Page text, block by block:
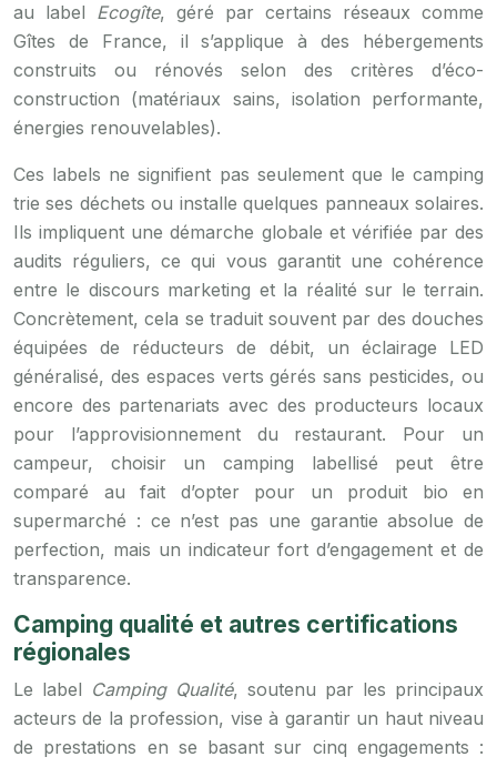
au label Ecogîte, géré par certains réseaux comme
Gîtes de France, il s’applique à des hébergements
construits ou rénovés selon des critères d’éco-
construction (matériaux sains, isolation performante,
énergies renouvelables).
Ces labels ne signifient pas seulement que le camping
trie ses déchets ou installe quelques panneaux solaires.
Ils impliquent une démarche globale et vérifiée par des
audits réguliers, ce qui vous garantit une cohérence
entre le discours marketing et la réalité sur le terrain.
Concrètement, cela se traduit souvent par des douches
équipées de réducteurs de débit, un éclairage LED
généralisé, des espaces verts gérés sans pesticides, ou
encore des partenariats avec des producteurs locaux
pour l’approvisionnement du restaurant. Pour un
campeur, choisir un camping labellisé peut être
comparé au fait d’opter pour un produit bio en
supermarché : ce n’est pas une garantie absolue de
perfection, mais un indicateur fort d’engagement et de
transparence.
Camping qualité et autres certifications
régionales
Le label Camping Qualité, soutenu par les principaux
acteurs de la profession, vise à garantir un haut niveau
de prestations en se basant sur cinq engagements :